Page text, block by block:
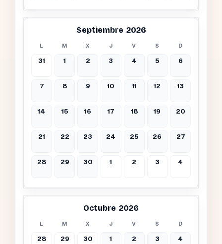
Septiembre 2026
L M X J V S D
31 1 2 3 4 5 6
7 8 9 10 11 12 13
14 15 16 17 18 19 20
21 22 23 24 25 26 27
28 29 30 1 2 3 4
Octubre 2026
L M X J V S D
28 29 30 1 2 3 4